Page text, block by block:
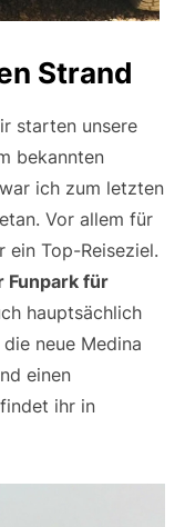
Strand
starten unsere
bekannten
ich zum letzten
Vor allem für
Top-Reiseziel.
Funpark für
hauptsächlich
neue Medina
einen
ihr in